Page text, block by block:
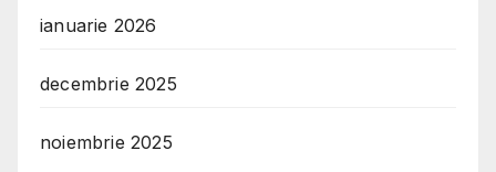
ianuarie 2026
decembrie 2025
noiembrie 2025